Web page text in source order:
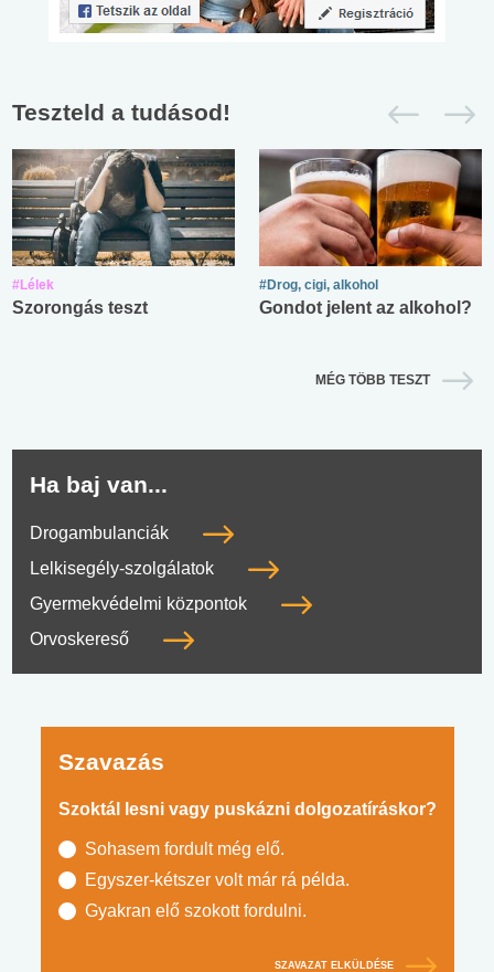
Teszteld a tudásod!
#Lélek
Szorongás teszt
#Drog, cigi, alkohol
Gondot jelent az alkohol?
MÉG TÖBB TESZT
Ha baj van...
Drogambulanciák
Lelkisegély-szolgálatok
Gyermekvédelmi központok
Orvoskereső
Szavazás
Szoktál lesni vagy puskázni dolgozatíráskor?
Sohasem fordult még elő.
Egyszer-kétszer volt már rá példa.
Gyakran elő szokott fordulni.
SZAVAZAT ELKÜLDÉSE